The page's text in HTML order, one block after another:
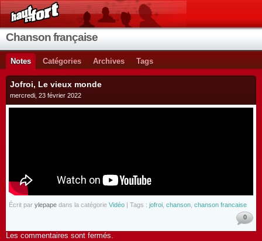
Chanson française
Notes Catégories Archives Tags
Jofroi, Le vieux monde
mercredi, 23 février 2022
Écrit par ylepape dans la catégorie Vidéo | Tags : jofroi chanson chanson francaise
0
Les commentaires sont fermés.